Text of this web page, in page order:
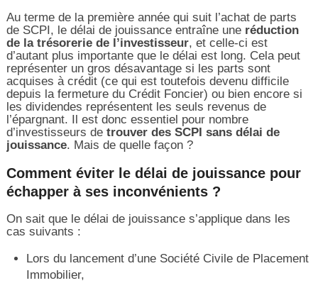
Au terme de la première année qui suit l’achat de parts
de SCPI, le délai de jouissance entraîne une réduction
de la trésorerie de l’investisseur, et celle-ci est
d’autant plus importante que le délai est long. Cela peut
représenter un gros désavantage si les parts sont
acquises à crédit (ce qui est toutefois devenu difficile
depuis la fermeture du Crédit Foncier) ou bien encore si
les dividendes représentent les seuls revenus de
l’épargnant. Il est donc essentiel pour nombre
d’investisseurs de trouver des SCPI sans délai de
jouissance. Mais de quelle façon ?
Comment éviter le délai de jouissance pour
échapper à ses inconvénients ?
On sait que le délai de jouissance s’applique dans les
cas suivants :
Lors du lancement d’une Société Civile de Placement
Immobilier,